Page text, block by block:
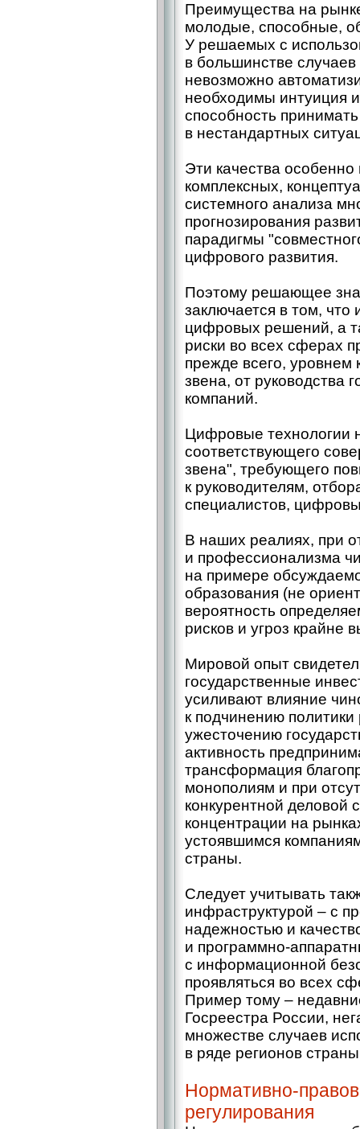
Преимущества на
молодые, способные,
У решаемых с
в большинстве
невозможно
необходимы интуиция
способность
в нестандартных
Эти качества
комплексных,
системного анализа
прогнозирования
парадигмы
цифрового развития.
Поэтому решающее
заключается в том, что
цифровых решений, а
риски во всех сферах
прежде всего, уровнем
звена, от руководства
компаний.
Цифровые технологии
соответствующего
звена", требующего
к руководителям,
специалистов,
В наших реалиях, при
и профессионализма
на примере
образования (не
вероятность
рисков и угроз крайне
Мировой опыт
государственные
усиливают влияние
к подчинению
ужесточению
активность
трансформация
монополиям и при
конкурентной деловой
концентрации на
устоявшимся
страны.
Следует учитывать
инфраструктурой – с
надежностью и
и программно-
с информационной
проявляться во всех
Пример тому –
Госреестра России,
множестве случаев
в ряде регионов
Нормативно-
регулирования